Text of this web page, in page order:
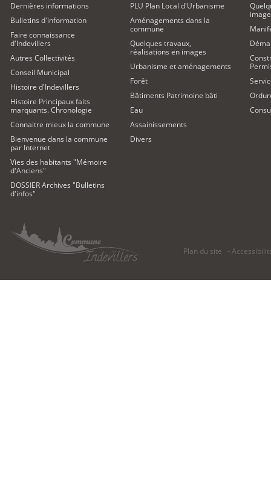
Dernières informations
Bulletins d'information
Faire connaissance
d'Indevillers
Autres Collectivités
Conseil Municipal
Histoire d'Indevillers
Histoire Principaux faits
marquants. Chronologie
Connaitre mieux la commune
Bienvenue dans la commune
par Internet
Vies des habitants "Mémoire
d'Anciens"
DOSSIER Archives "Bulletins
d'infos"
PLU Plan Local d'Urbanisme
Aménagements dans la
commune
Quelques travaux,
réalisations en images
Urbanisme et aménagements
Forêt
Bâtiments Patrimoine bâti
Eau
Assainissements
Divers
Plan du site